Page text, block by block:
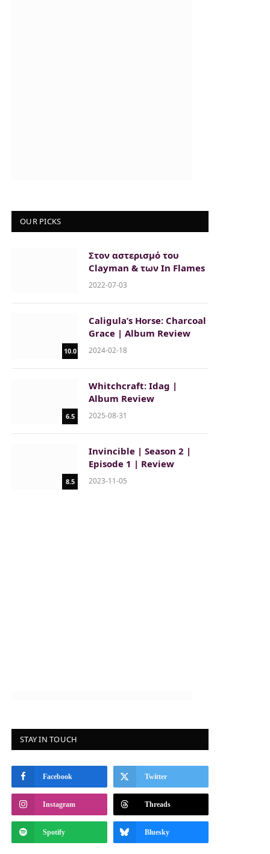
OUR PICKS
Στον αστερισμό του
Clayman & των In Flames
2022-07-03
10.0
Caligula’s Horse: Charcoal
Grace | Album Review
2024-02-18
6.5
Whitchcraft: Idag |
Album Review
2025-08-31
8.5
Invincible | Season 2 |
Episode 1 | Review
2023-11-05
STAY IN TOUCH
Facebook Twitter
Instagram Threads
Spotify Bluesky